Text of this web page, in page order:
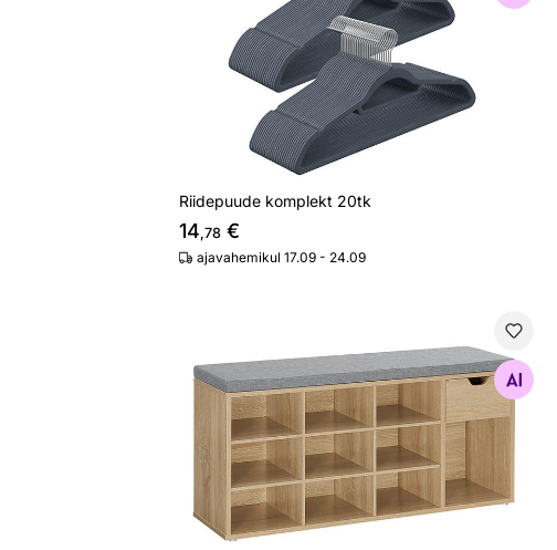
Riidepuude komplekt 20tk
14,78 €
ajavahemikul 17.09 - 24.09
Otsi sarnaseid